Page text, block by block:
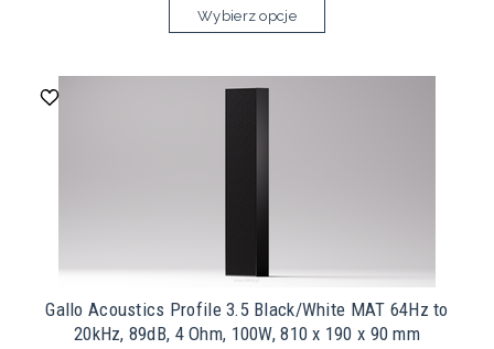
Wybierz opcje
Gallo Acoustics Profile 3.5 Black/White MAT 64Hz to
20kHz, 89dB, 4 Ohm, 100W, 810 x 190 x 90 mm